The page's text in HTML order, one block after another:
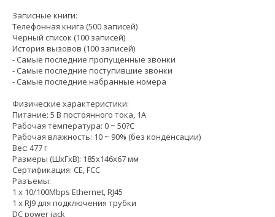
Записные книги:
Телефонная книга (500 записей)
Черный список (100 записей)
История вызовов (100 записей)
- Самые последние пропущенные звонки
- Самые последние поступившие звонки
- Самые последние набранные номера
Физические характеристики:
Питание: 5 В постоянного тока, 1А
Рабочая температура: 0 ~ 50?C
Рабочая влажность: 10 ~ 90% (без конденсации)
Вес: 477 г
Размеры (ШxГxВ): 185x146x67 мм
Сертификация: CE, FCC
Разъемы:
1 x 10/100Mbps Ethernet, RJ45
1 x RJ9 для подключения трубки
DC power jack